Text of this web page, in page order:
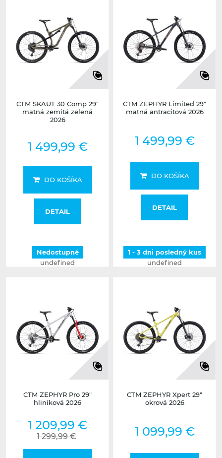
CTM SKAUT 30 Comp 29"
matná zemitá zelená
2026
1 499,99 €
DO KOŠÍKA
DETAIL
Nedostupné
undefined
CTM ZEPHYR Limited 29"
matná antracitová 2026
1 499,99 €
DO KOŠÍKA
DETAIL
1 - 3 dni posledný kus
undefined
CTM ZEPHYR Pro 29"
hliníková 2026
1 209,99 €
1 299,99 €
CTM ZEPHYR Xpert 29"
okrová 2026
1 099,99 €